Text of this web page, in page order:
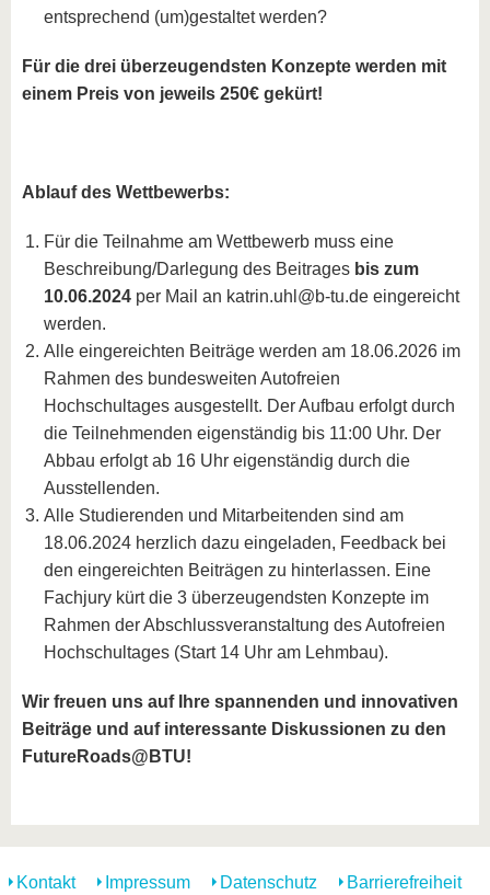
entsprechend (um)gestaltet werden?
Für die drei überzeugendsten Konzepte werden mit
einem Preis von jeweils 250€ gekürt!
Ablauf des Wettbewerbs:
Für die Teilnahme am Wettbewerb muss eine
Beschreibung/Darlegung des Beitrages bis zum
10.06.2024 per Mail an katrin.uhl@b-tu.de eingereicht
werden.
Alle eingereichten Beiträge werden am 18.06.2026 im
Rahmen des bundesweiten Autofreien
Hochschultages ausgestellt. Der Aufbau erfolgt durch
die Teilnehmenden eigenständig bis 11:00 Uhr. Der
Abbau erfolgt ab 16 Uhr eigenständig durch die
Ausstellenden.
Alle Studierenden und Mitarbeitenden sind am
18.06.2024 herzlich dazu eingeladen, Feedback bei
den eingereichten Beiträgen zu hinterlassen. Eine
Fachjury kürt die 3 überzeugendsten Konzepte im
Rahmen der Abschlussveranstaltung des Autofreien
Hochschultages (Start 14 Uhr am Lehmbau).
Wir freuen uns auf Ihre spannenden und innovativen
Beiträge und auf interessante Diskussionen zu den
FutureRoads@BTU!
Kontakt Impressum Datenschutz Barrierefreiheit